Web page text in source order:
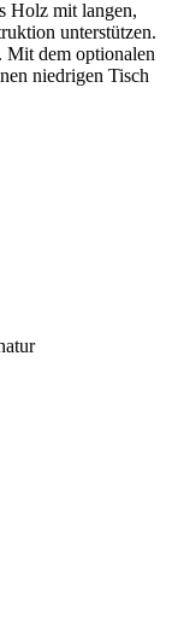
Holz mit langen,
unterstützen.
Mit dem optionalen
niedrigen Tisch